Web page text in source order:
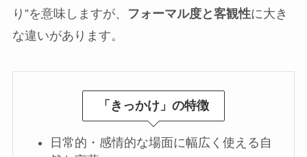
り”を意味しますが、
フォーマル度と客観性に大き
な違いがあります。
「きっかけ」の特徴
日常的・感情的な場面に幅広く使える自